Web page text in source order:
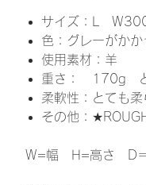
サイズ：L
色：グレーがか
使用素材：羊
重さ： 170g と
柔軟性：とても
その他：
W=幅 H=高さ D＝